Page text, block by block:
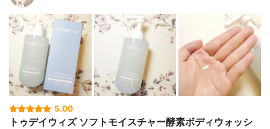
5.00
トゥデイウィズ ソフトモイスチャー酵素ボディウォッシ